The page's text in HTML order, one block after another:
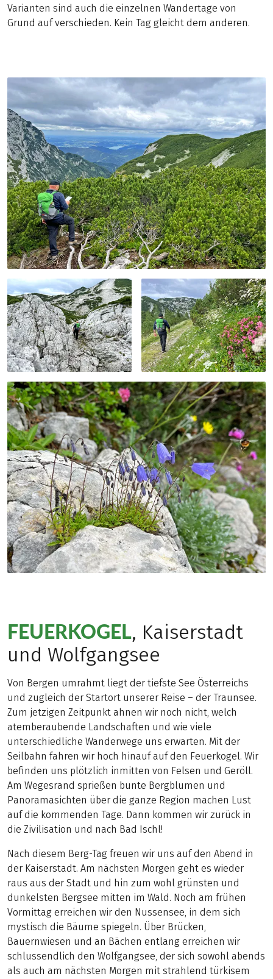
Varianten sind auch die einzelnen Wandertage von
Grund auf verschieden. Kein Tag gleicht dem anderen.
FEUERKOGEL, Kaiserstadt
und Wolfgangsee
Von Bergen umrahmt liegt der tiefste See Österreichs
und zugleich der Startort unserer Reise – der Traunsee.
Zum jetzigen Zeitpunkt ahnen wir noch nicht, welch
atemberaubende Landschaften und wie viele
unterschiedliche Wanderwege uns erwarten. Mit der
Seilbahn fahren wir hoch hinauf auf den Feuerkogel. Wir
befinden uns plötzlich inmitten von Felsen und Geröll.
Am Wegesrand sprießen bunte Bergblumen und
Panoramasichten über die ganze Region machen Lust
auf die kommenden Tage. Dann kommen wir zurück in
die Zivilisation und nach Bad Ischl!
Nach diesem Berg-Tag freuen wir uns auf den Abend in
der Kaiserstadt. Am nächsten Morgen geht es wieder
raus aus der Stadt und hin zum wohl grünsten und
dunkelsten Bergsee mitten im Wald. Noch am frühen
Vormittag erreichen wir den Nussensee, in dem sich
mystisch die Bäume spiegeln. Über Brücken,
Bauernwiesen und an Bächen entlang erreichen wir
schlussendlich den Wolfgangsee, der sich sowohl abends
als auch am nächsten Morgen mit strahlend türkisem